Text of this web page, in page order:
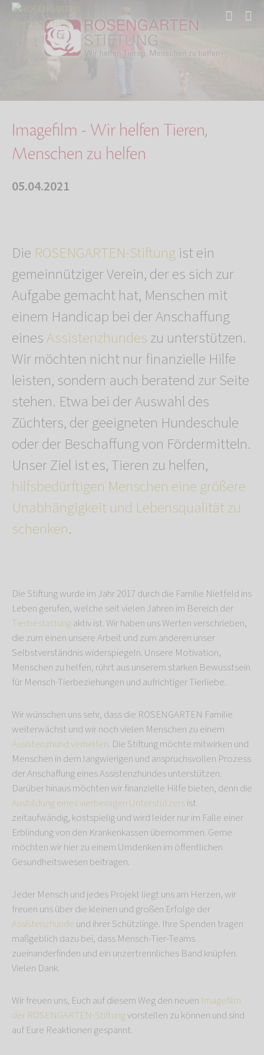
Über uns
Aktuelles
Imagefilm - Wir helfen Tieren, Menschen zu he…
Imagefilm - Wir helfen Tieren,
Menschen zu helfen
05.04.2021
Die ROSENGARTEN-Stiftungist ein
gemeinnütziger Verein, der es sich zur
Aufgabe gemacht hat, Menschen mit
einem Handicap bei der Anschaffung
einesAssistenzhundeszu unterstützen.
Wir möchten nicht nur finanzielle Hilfe
leisten, sondern auch beratend zur Seite
stehen. Etwa bei der Auswahl des
Züchters, der geeigneten Hundeschule
oder der Beschaffung von Fördermitteln.
Unser Ziel ist es, Tieren zu helfen,
hilfsbedürftigen Menschen eine größere
Unabhängigkeit und Lebensqualität zu
schenken.
Die Stiftung wurde im Jahr 2017 durch die Familie Nietfeld ins
Leben gerufen, welche seit vielen Jahren im Bereich der
Tierbestattungaktiv ist. Wir haben uns Werten verschrieben,
die zum einen unsere Arbeit und zum anderen unser
Selbstverständnis widerspiegeln. Unsere Motivation,
Menschen zu helfen, rührt aus unserem starken Bewusstsein
für Mensch-Tierbeziehungen und aufrichtiger Tierliebe.
Wir wünschen uns sehr, dass die ROSENGARTEN Familie
weiterwächst und wir noch vielen Menschen zu einem
Assistenzhund verhelfen. Die Stiftung möchte mitwirken und
Menschen in dem langwierigen und anspruchsvollen Prozess
der Anschaffung eines Assistenzhundes unterstützen.
Darüber hinaus möchten wir finanzielle Hilfe bieten, denn die
Ausbildung eines vierbeinigen Unterstützersist
zeitaufwändig, kostspielig und wird leider nur im Falle einer
Erblindung von den Krankenkassen übernommen. Gerne
möchten wir hier zu einem Umdenken im öffentlichen
Gesundheitswesen beitragen.
Jeder Mensch und jedes Projekt liegt uns am Herzen, wir
freuen uns über die kleinen und großen Erfolge der
Assistenzhunde und ihrer Schützlinge. Ihre Spenden tragen
maßgeblich dazu bei, dass Mensch-Tier-Teams
zueinanderfinden und ein unzertrennliches Band knüpfen.
Vielen Dank.
Wir freuen uns, Euch auf diesem Weg den neuen Imagefilm
der ROSENGARTEN-Stiftungvorstellen zu können und sind
auf Eure Reaktionen gespannt.